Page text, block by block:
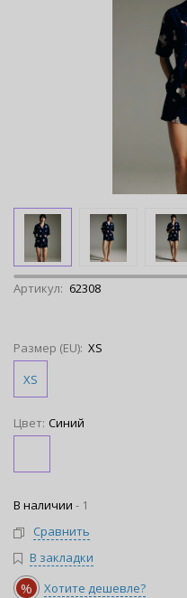
Артикул: 62308
Размер (EU): XS
XS
Цвет: Синий
В наличии - 1
Сравнить
В закладки
% Хотите дешевле?